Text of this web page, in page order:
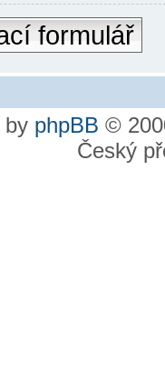
formulář
by phpBB ©
Český